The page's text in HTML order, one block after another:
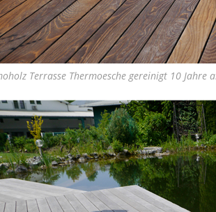
Terrasse Thermoesche gereinigt 10 Jahre